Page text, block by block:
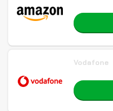
Vodafone